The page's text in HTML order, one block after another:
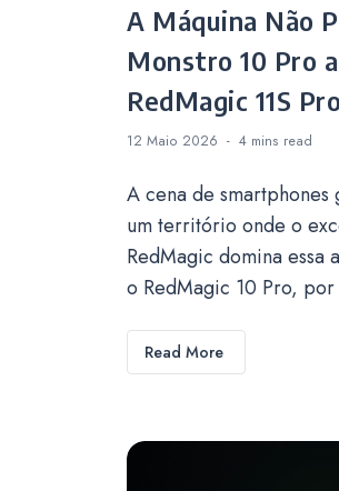
A Máquina Não
Monstro 10 Pro
RedMagic 11S Pro
12 Maio 2026 4 mins read
A cena de smartphones
um território onde o
RedMagic domina essa
o RedMagic 10 Pro,
Read More